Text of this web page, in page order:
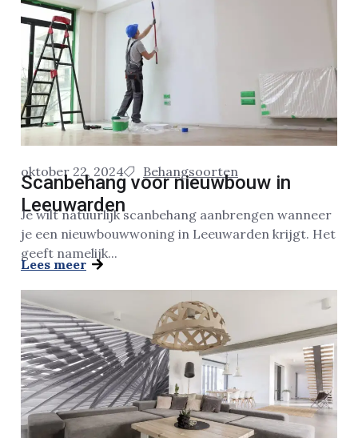
oktober 22, 2024 Behangsoorten
Scanbehang voor nieuwbouw in
Leeuwarden
Je wilt natuurlijk scanbehang aanbrengen wanneer
je een nieuwbouwwoning in Leeuwarden krijgt. Het
geeft namelijk...
Lees meer